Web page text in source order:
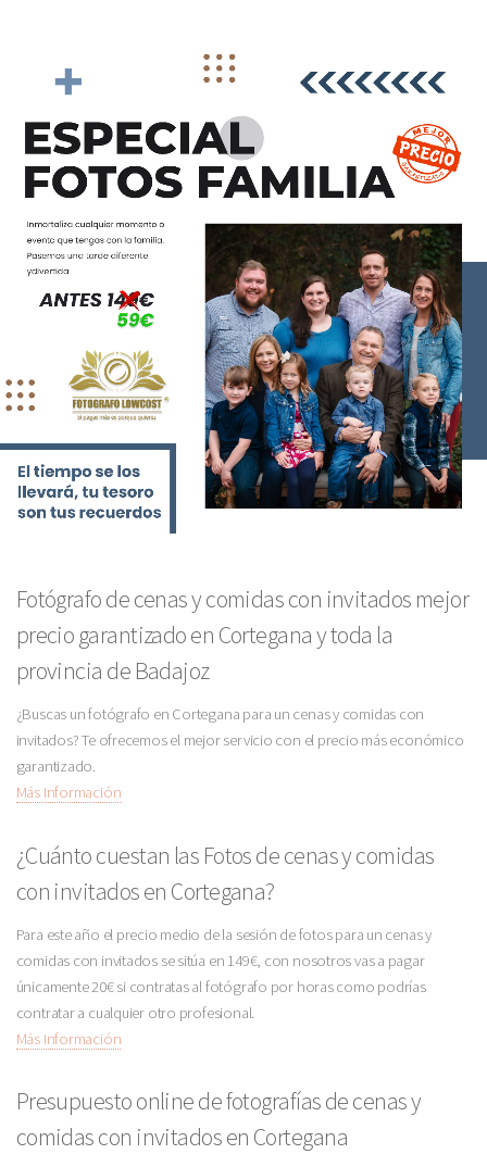
Fotógrafo de cenas y comidas con invitados mejor
precio garantizado en Cortegana y toda la
provincia de Badajoz
¿Buscas un fotógrafo en Cortegana para un cenas y comidas con
invitados? Te ofrecemos el mejor servicio con el precio más económico
garantizado.
Más Información
¿Cuánto cuestan las Fotos de cenas y comidas
con invitados en Cortegana?
Para este año el precio medio de la sesión de fotos para un cenas y
comidas con invitados se sitúa en 149€, con nosotros vas a pagar
únicamente 20€ si contratas al fotógrafo por horas como podrías
contratar a cualquier otro profesional.
Más Información
Presupuesto online de fotografías de cenas y
comidas con invitados en Cortegana